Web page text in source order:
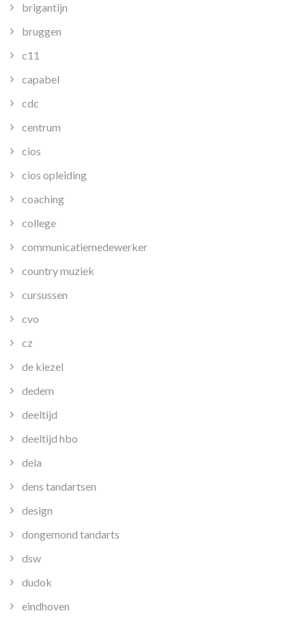
brigantijn
bruggen
c11
capabel
cdc
centrum
cios
cios opleiding
coaching
college
communicatiemedewerker
country muziek
cursussen
cvo
cz
de kiezel
dedem
deeltijd
deeltijd hbo
dela
dens tandartsen
design
dongemond tandarts
dsw
dudok
eindhoven